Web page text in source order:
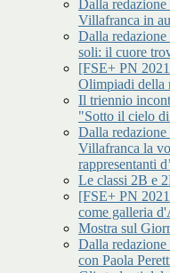
Dalla
Villafranca in
Dalla
soli: il cuore
[FSE+ PN
Olimpiadi della
Il triennio
"Sotto il cielo
Dalla
Villafranca la
rappresentanti
Le classi 2B e
[FSE+ PN
come galleria
Mostra sul
Dalla
con Paola